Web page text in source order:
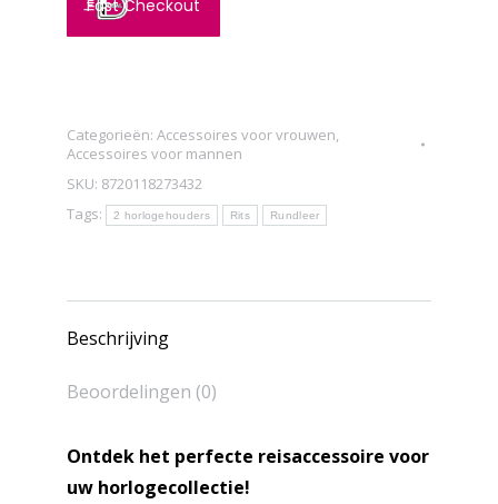
ritsvakje
aantal
Fast Checkout
Categorieën: Accessoires voor vrouwen,
Accessoires voor mannen
SKU: 8720118273432
Tags:
2 horlogehouders Rits Rundleer
Beschrijving
Beoordelingen (0)
Ontdek het perfecte reisaccessoire voor
uw horlogecollectie!